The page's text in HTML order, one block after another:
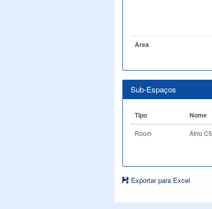
Àrea
Sub-Espaços
Tipo Nome
Room Átrio C5
Exportar para Excel